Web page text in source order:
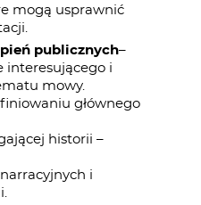
mogą usprawnić
publicznych–
interesującego i
mowy.
głównego
historii –
i